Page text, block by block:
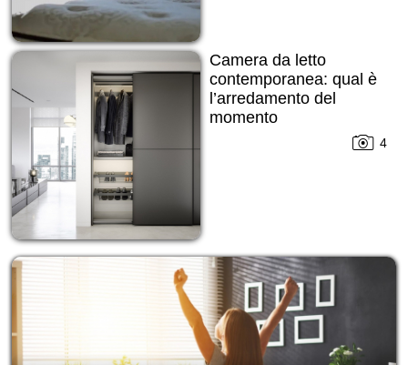
Camera da letto
contemporanea: qual è
l’arredamento del
momento
4